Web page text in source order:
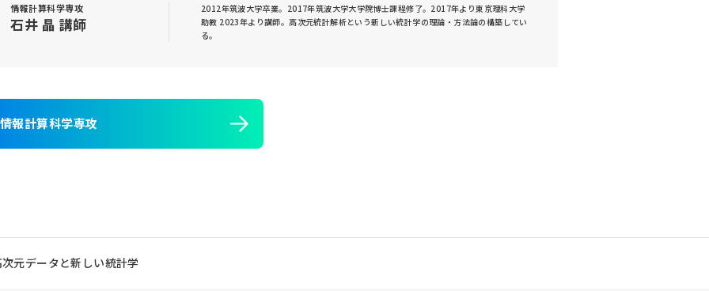
情報計算科学専攻
石井 晶 講師
2012年筑波大学卒業。2017年筑波大学大学院博士課程修了。2017年より東京理科大学
助教 2023年より講師。高次元統計解析という新しい統計学の理論・方法論の構築してい
る。
情報計算科学専攻
次元データと新しい統計学